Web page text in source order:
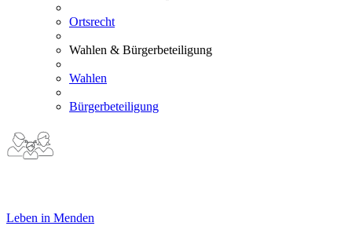
Ortsrecht
Wahlen & Bürgerbeteiligung
Wahlen
Bürgerbeteiligung
Leben in Menden